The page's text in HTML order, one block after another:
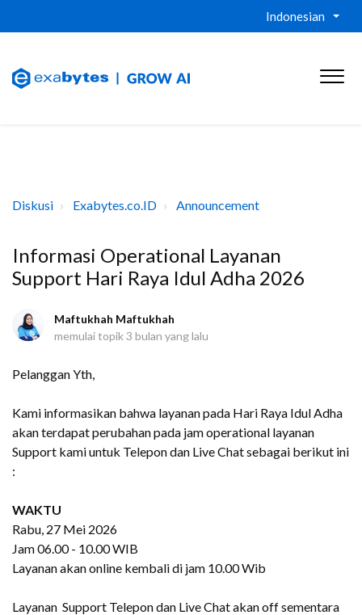
Indonesian
Diskusi Exabytes.co.ID Announcement
Informasi Operational Layanan
Support Hari Raya Idul Adha 2026
Maftukhah Maftukhah
memulai topik3 bulan yang lalu
Pelanggan Yth,
Kami informasikan bahwa layanan pada Hari Raya Idul Adha
akan terdapat perubahan pada jam operational layanan
Support kami untuk Telepon dan Live Chat sebagai berikut ini
:
WAKTU
Rabu, 27 Mei 2026
Jam 06.00 - 10.00 WIB
Layanan akan online kembali di jam 10.00 Wib
Layanan Support Telepon dan Live Chat akan off sementara